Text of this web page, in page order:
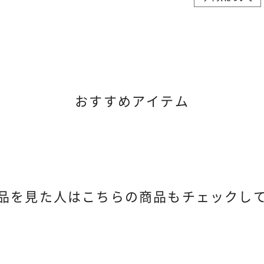
おすすめアイテム
を見た人は こちらの商品もチェックし